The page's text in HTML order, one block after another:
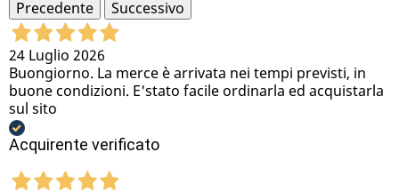
Precedente
Successivo
24 Luglio 2026
Buongiorno. La merce è arrivata nei tempi previsti, in
buone condizioni. E'stato facile ordinarla ed acquistarla
sul sito
Acquirente verificato